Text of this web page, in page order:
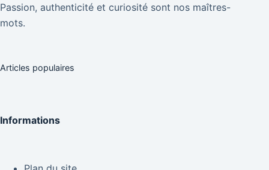
Passion, authenticité et curiosité sont nos maîtres-
mots.
Articles populaires
Informations